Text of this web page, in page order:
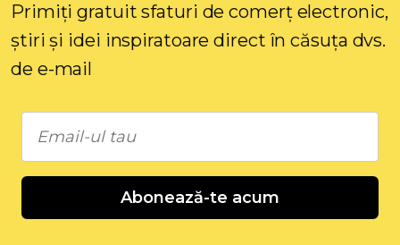
Primiți gratuit sfaturi de comerț electronic,
știri și idei inspiratoare direct în căsuța dvs.
de e-mail
Abonează-te acum